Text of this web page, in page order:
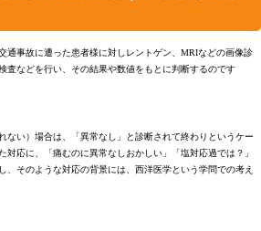
通事故に遭った患者様に対しレントゲン、MRIなどの画像診
査などを行い、その結果や数値をもとに判断するのです
ない）場合は、「異常なし」と診断されて終わりというケー
対応に、「痛むのに異常なしおかしい」「塩対応過では？」
、そのような対応の背景には、西洋医学という学問での考え